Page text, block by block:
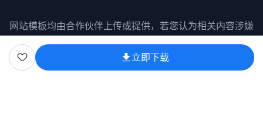
立即下载
网站模板均由合作伙伴上传或提供，若您认为相关内容涉嫌